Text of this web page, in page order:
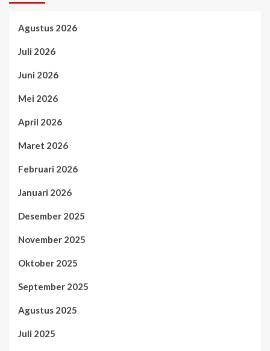
Agustus 2026
Juli 2026
Juni 2026
Mei 2026
April 2026
Maret 2026
Februari 2026
Januari 2026
Desember 2025
November 2025
Oktober 2025
September 2025
Agustus 2025
Juli 2025